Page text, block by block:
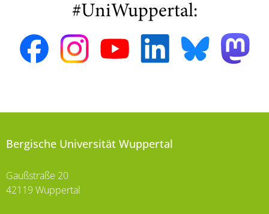
#UniWuppertal:
Bergische Universität Wuppertal
Gaußstraße 20
42119 Wuppertal